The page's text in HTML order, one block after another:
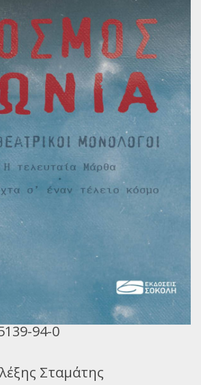
Ποίηση
Βιβλία για Παιδιά
Λογοτεχνία
Ελληνικό Θέατρο
Θέατρο
Ιστορία
Βιογραφίες
Ψυχολογία
Ημερολόγια
94-0
Σταμάτης